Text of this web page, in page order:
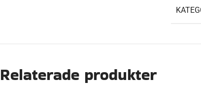
Relaterade produkter